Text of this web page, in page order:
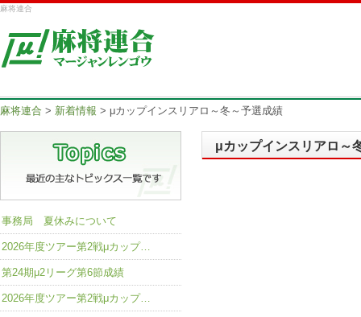
麻将連合
麻将連合 > 新着情報 > μカップインスリアロ～冬～予選成績
μカップインスリアロ～
事務局 夏休みについて
2026年度ツアー第2戦μカップ…
第24期μ2リーグ第6節成績
2026年度ツアー第2戦μカップ…